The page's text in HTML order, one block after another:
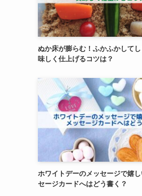
ぬか床が膨らむ！ふかふかして
味しく仕上げるコツは？
ホワイトデーのメッセージで嬉
セージカードへはどう書く？